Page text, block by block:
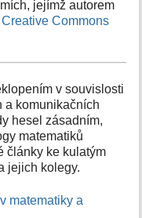
jejímž autorem
Creative Commons
v souvislosti
a komunikačních
hesel zásadním,
matematiků
články ke kulatým
jejich kolegy.
matematiky a